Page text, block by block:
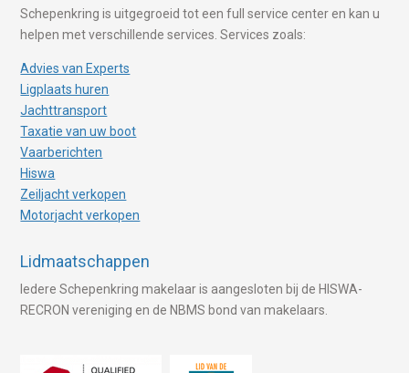
Schepenkring is uitgegroeid tot een full service center en kan u
helpen met verschillende services. Services zoals:
Advies van Experts
Ligplaats huren
Jachttransport
Taxatie van uw boot
Vaarberichten
Hiswa
Zeiljacht verkopen
Motorjacht verkopen
Lidmaatschappen
Iedere Schepenkring makelaar is aangesloten bij de HISWA-
RECRON vereniging en de NBMS bond van makelaars.